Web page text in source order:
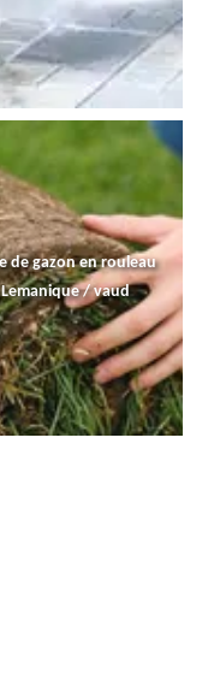
de gazon en rouleau
Lemanique / vaud